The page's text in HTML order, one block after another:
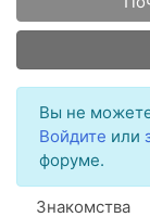
Вы не
Войдите или
форуме.
Знакомства